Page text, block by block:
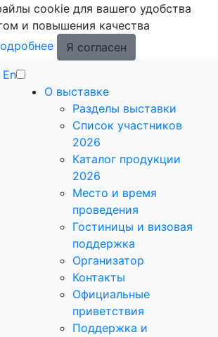
cookie для вашего удобства
и повышения качества
Я согласен
En
О выставке
Разделы выставки
Список участников
2026
Каталог продукции
2026
Место и время
проведения
Гостиницы и визовая
поддержка
Организатор
Контакты
Официальные
приветствия
Поддержка и